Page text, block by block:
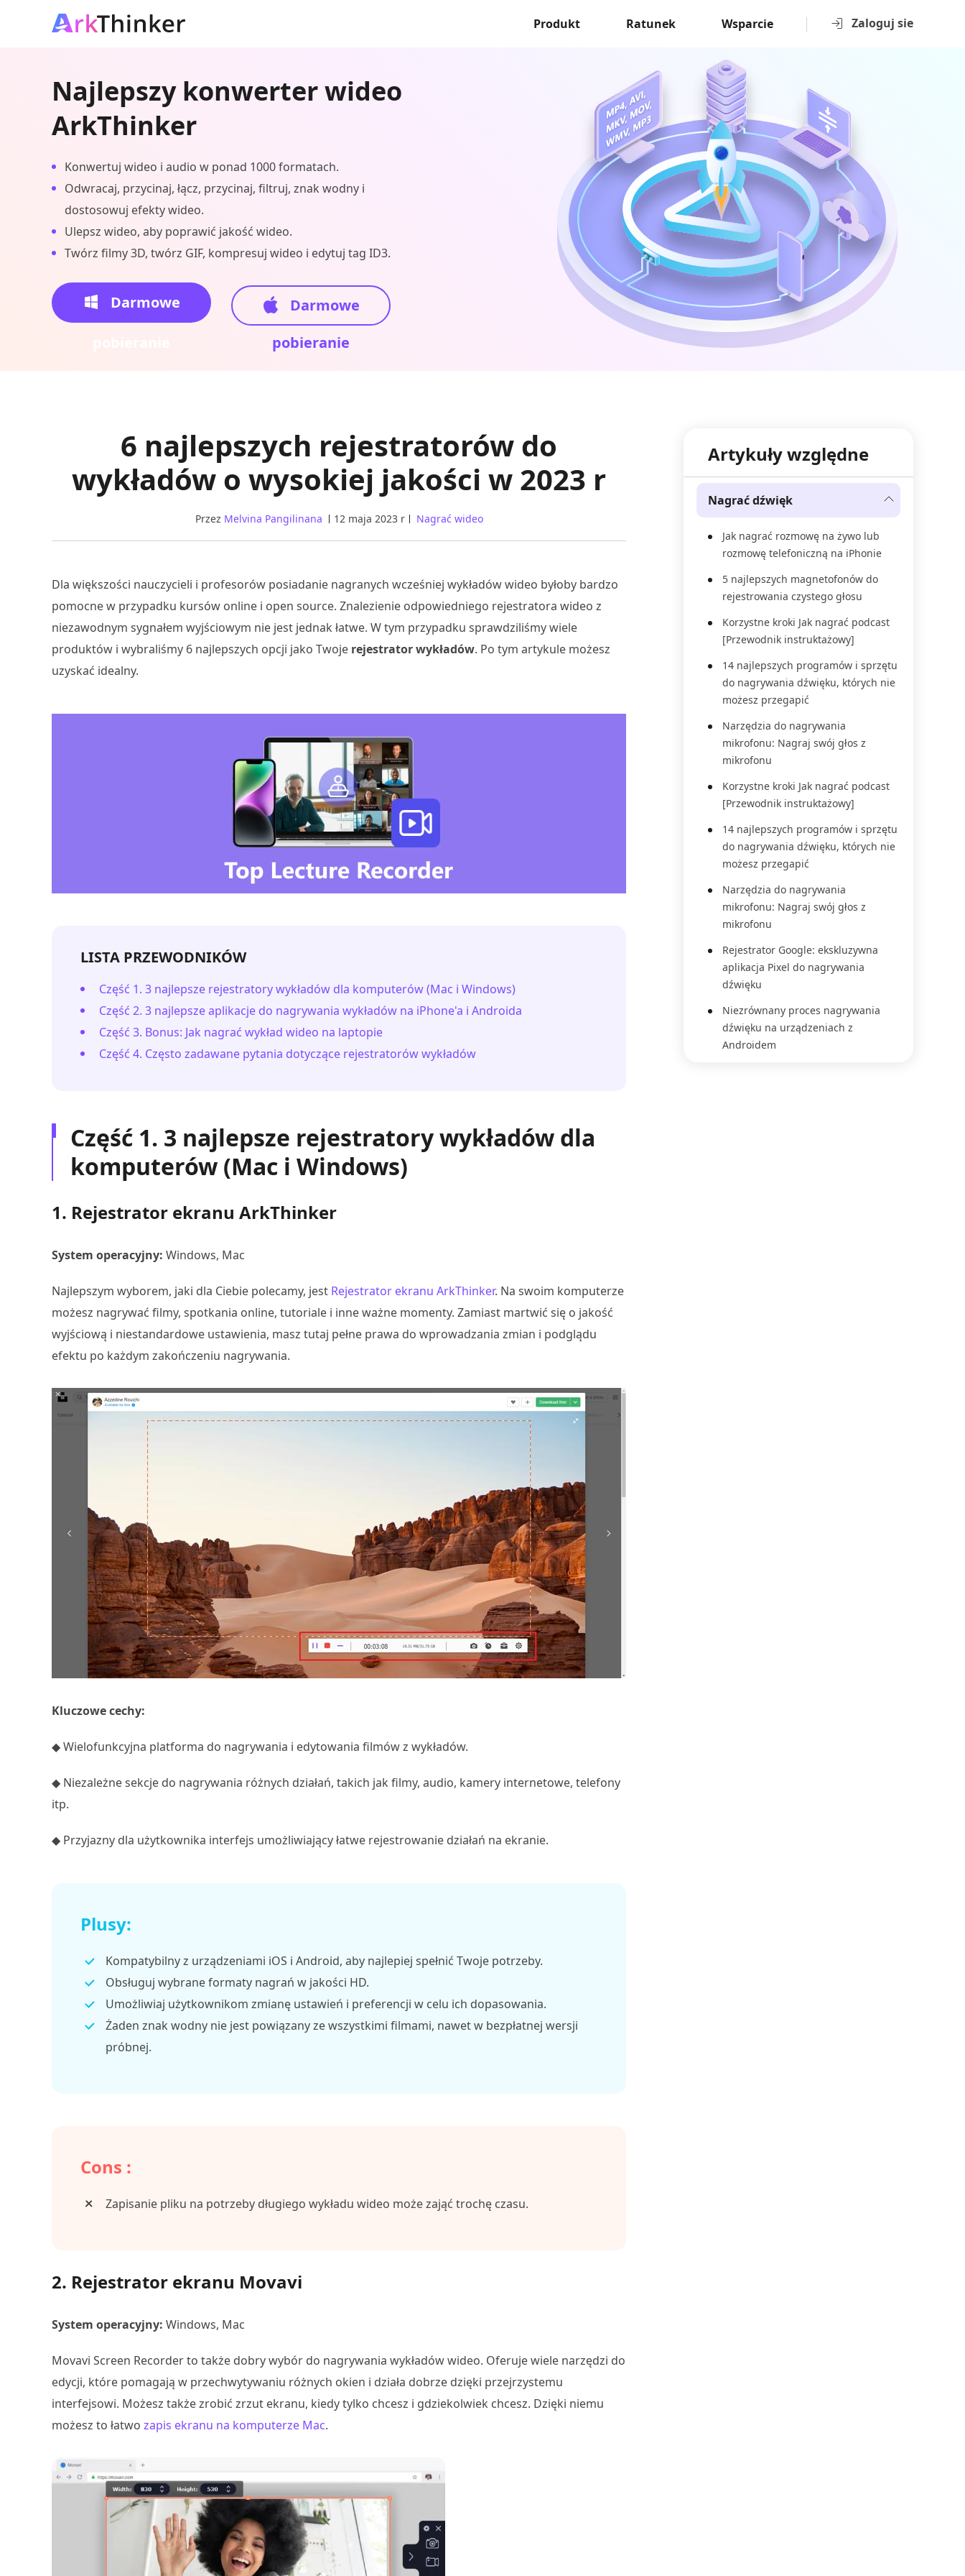
Zaloguj sie
Produkt Ratunek Wsparcie
Najlepszy konwerter wideo
ArkThinker
Konwertuj wideo i audio w ponad 1000 formatach.
Odwracaj, przycinaj, łącz, przycinaj, filtruj, znak wodny i
dostosowuj efekty wideo.
Ulepsz wideo, aby poprawić jakość wideo.
Twórz filmy 3D, twórz GIF, kompresuj wideo i edytuj tag ID3.
Darmowe
Darmowe
pobieranie
6 najlepszych rejestratorów do
wykładów o wysokiej jakości w 2023 r
Przez Melvina Pangilinana 12 maja 2023 r Nagrać wideo
Dla większości nauczycieli i profesorów posiadanie nagranych wcześniej wykładów wideo byłoby bardzo
pomocne w przypadku kursów online i open source. Znalezienie odpowiedniego rejestratora wideo z
niezawodnym sygnałem wyjściowym nie jest jednak łatwe. W tym przypadku sprawdziliśmy wiele
produktów i wybraliśmy 6 najlepszych opcji jako Twoje rejestrator wykładów. Po tym artykule możesz
uzyskać idealny.
LISTA PRZEWODNIKÓW
Część 1. 3 najlepsze rejestratory wykładów dla komputerów (Mac i Windows)
Część 2. 3 najlepsze aplikacje do nagrywania wykładów na iPhone'a i Androida
Część 3. Bonus: Jak nagrać wykład wideo na laptopie
Część 4. Często zadawane pytania dotyczące rejestratorów wykładów
Część 1. 3 najlepsze rejestratory wykładów dla
komputerów (Mac i Windows)
1. Rejestrator ekranu ArkThinker
System operacyjny: Windows, Mac
Najlepszym wyborem, jaki dla Ciebie polecamy, jest Rejestrator ekranu ArkThinker. Na swoim komputerze
możesz nagrywać filmy, spotkania online, tutoriale i inne ważne momenty. Zamiast martwić się o jakość
wyjściową i niestandardowe ustawienia, masz tutaj pełne prawa do wprowadzania zmian i podglądu
efektu po każdym zakończeniu nagrywania.
Kluczowe cechy:
◆ Wielofunkcyjna platforma do nagrywania i edytowania filmów z wykładów.
◆ Niezależne sekcje do nagrywania różnych działań, takich jak filmy, audio, kamery internetowe, telefony
itp.
◆ Przyjazny dla użytkownika interfejs umożliwiający łatwe rejestrowanie działań na ekranie.
Plusy:
Kompatybilny z urządzeniami iOS i Android, aby najlepiej spełnić Twoje potrzeby.
Obsługuj wybrane formaty nagrań w jakości HD.
Umożliwiaj użytkownikom zmianę ustawień i preferencji w celu ich dopasowania.
Żaden znak wodny nie jest powiązany ze wszystkimi filmami, nawet w bezpłatnej wersji
próbnej.
Cons :
Zapisanie pliku na potrzeby długiego wykładu wideo może zająć trochę czasu.
2. Rejestrator ekranu Movavi
System operacyjny: Windows, Mac
Movavi Screen Recorder to także dobry wybór do nagrywania wykładów wideo. Oferuje wiele narzędzi do
edycji, które pomagają w przechwytywaniu różnych okien i działa dobrze dzięki przejrzystemu
interfejsowi. Możesz także zrobić zrzut ekranu, kiedy tylko chcesz i gdziekolwiek chcesz. Dzięki niemu
możesz to łatwo zapis ekranu na komputerze Mac.
Artykuły względne
Nagrać dźwięk
Jak nagrać rozmowę na żywo lub
rozmowę telefoniczną na iPhonie
5 najlepszych magnetofonów do
rejestrowania czystego głosu
Korzystne kroki Jak nagrać podcast
[Przewodnik instruktażowy]
14 najlepszych programów i sprzętu
do nagrywania dźwięku, których nie
możesz przegapić
Narzędzia do nagrywania
mikrofonu: Nagraj swój głos z
mikrofonu
Korzystne kroki Jak nagrać podcast
[Przewodnik instruktażowy]
14 najlepszych programów i sprzętu
do nagrywania dźwięku, których nie
możesz przegapić
Narzędzia do nagrywania
mikrofonu: Nagraj swój głos z
mikrofonu
Rejestrator Google: ekskluzywna
aplikacja Pixel do nagrywania
dźwięku
Niezrównany proces nagrywania
dźwięku na urządzeniach z
Androidem